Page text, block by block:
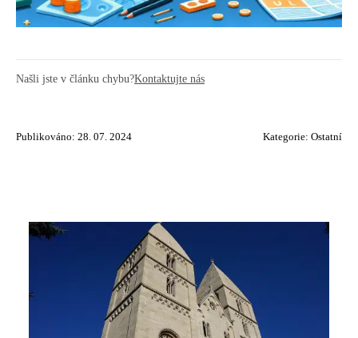
Našli jste v článku chybu?Kontaktujte nás
Publikováno: 28. 07. 2024 Kategorie: Ostatní